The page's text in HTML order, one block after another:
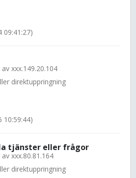
09:41:27)
av xxx.149.20.104
direktuppringning
10:59:44)
tjänster eller frågor
av xxx.80.81.164
direktuppringning